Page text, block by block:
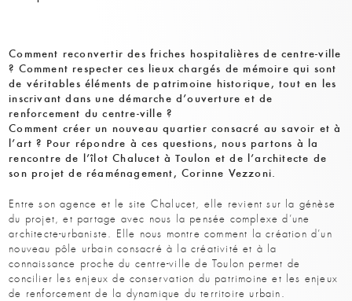
Comment reconvertir des friches hospitalières de centre-ville
? Comment respecter ces lieux chargés de mémoire qui sont
de véritables éléments de patrimoine historique, tout en les
inscrivant dans une démarche d’ouverture et de
renforcement du centre-ville ?
Comment créer un nouveau quartier consacré au savoir et à
l’art ? Pour répondre à ces questions, nous partons à la
rencontre de l’îlot Chalucet à Toulon et de l’architecte de
son projet de réaménagement, Corinne Vezzoni.
Entre son agence et le site Chalucet, elle revient sur la génèse
du projet, et partage avec nous la pensée complexe d’une
architecte-urbaniste. Elle nous montre comment la création d’un
nouveau pôle urbain consacré à la créativité et à la
connaissance proche du centre-ville de Toulon permet de
concilier les enjeux de conservation du patrimoine et les enjeux
de renforcement de la dynamique du territoire urbain.